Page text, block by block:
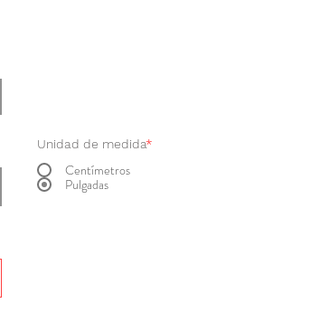
Unidad de medida*
Centímetros
Pulgadas